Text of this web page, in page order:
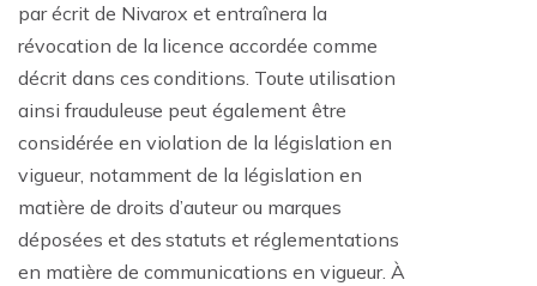
par écrit de Nivarox et entraînera la
révocation de la licence accordée comme
décrit dans ces conditions. Toute utilisation
ainsi frauduleuse peut également être
considérée en violation de la législation en
vigueur, notamment de la législation en
matière de droits d’auteur ou marques
déposées et des statuts et réglementations
en matière de communications en vigueur. À